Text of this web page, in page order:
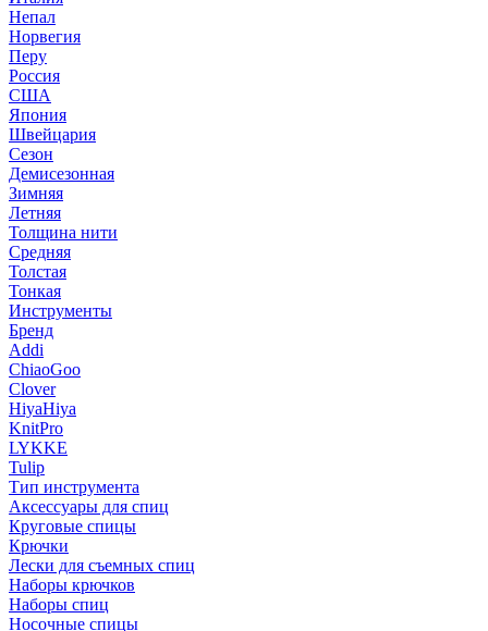
Непал
Норвегия
Перу
Россия
США
Япония
Швейцария
Сезон
Демисезонная
Зимняя
Летняя
Толщина нити
Средняя
Толстая
Тонкая
Инструменты
Бренд
Addi
ChiaoGoo
Clover
HiyaHiya
KnitPro
LYKKE
Tulip
Тип инструмента
Аксессуары для спиц
Круговые спицы
Крючки
Лески для съемных спиц
Наборы крючков
Наборы спиц
Носочные спицы